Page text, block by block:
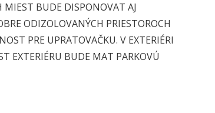
MIEST BUDE DISPONOVAT AJ
ODIZOLOVANÝCH PRIESTOROCH
PRE UPRATOVAČKU. V EXTERIÉRI
EXTERIÉRU BUDE MAT PARKOVÚ